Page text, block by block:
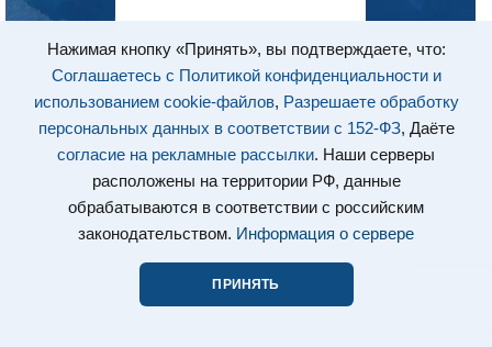
Нажимая кнопку «Принять», вы подтверждаете, что:
Соглашаетесь с Политикой конфиденциальности и
использованием cookie-файлов, Разрешаете обработку
персональных данных в соответствии с 152-ФЗ, Даёте
согласие на рекламные рассылки. Наши серверы
расположены на территории РФ, данные
обрабатываются в соответствии с российским
законодательством. Информация о сервере
ПРИНЯТЬ